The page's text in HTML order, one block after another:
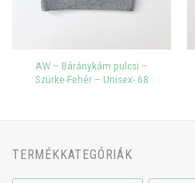
AW – Báránykám pulcsi –
Szürke-Fehér – Unisex- 68
TERMÉKKATEGÓRIÁK